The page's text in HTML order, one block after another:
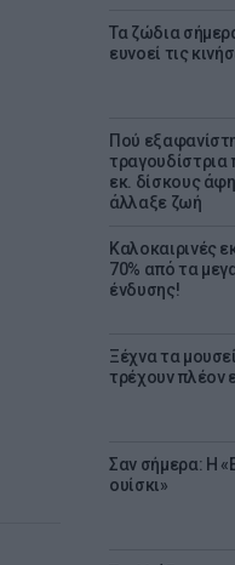
Τα ζώδια
ευνοεί τις
Πού
εκ. δίσκους
άλλαξε ζωή
Καλοκαιρινές
70% από τα
ένδυσης!
Ξέχνα τα
τρέχουν πλέον
Σαν σήμερα: Η
ουίσκι»